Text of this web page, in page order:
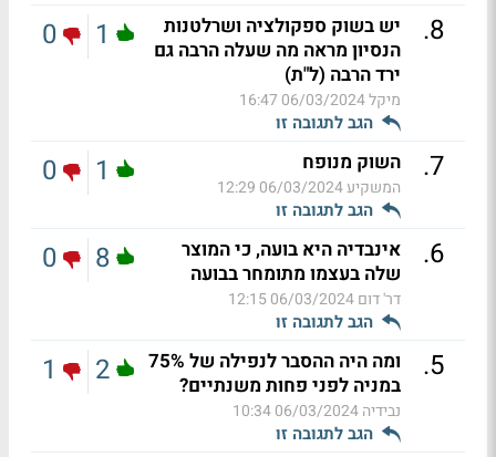
8
.
יש בשוק ספקולציה ושרלטנות
הנסיון מראה מה שעלה הרבה גם
ירד הרבה (ל"ת)
מיקל06/03/2024 16:47
הגב לתגובה זו
1
0
7
. השוק מנופח
המשקיע06/03/2024 12:29
הגב לתגובה זו
1
0
6
.
אינבדיה היא בועה, כי המוצר
שלה בעצמו מתומחר בבועה
דר' דום06/03/2024 12:15
הגב לתגובה זו
8
0
5
.
ומה היה ההסבר לנפילה של 75%
במניה לפני פחות משנתיים?
נבידיה06/03/2024 10:34
הגב לתגובה זו
2
1